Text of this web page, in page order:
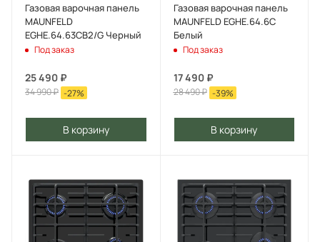
Газовая варочная панель
MAUNFELD
EGHE.64.63CB2/G Черный
Под заказ
25 490 ₽
34 990₽ -27%
В корзину
Газовая варочная панель
MAUNFELD EGHE.64.6C
Белый
Под заказ
17 490₽
28 490₽ -39%
В корзину